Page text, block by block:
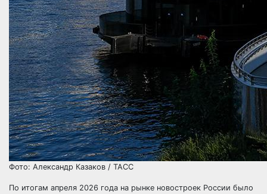
Фото: Александр Казаков / ТАСС
По итогам апреля 2026 года на рынке новостроек России было